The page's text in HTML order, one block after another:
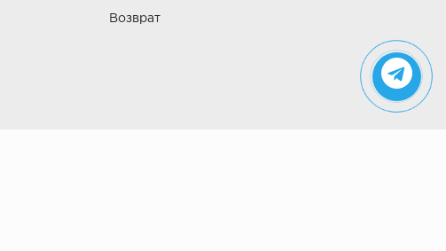
Возврат